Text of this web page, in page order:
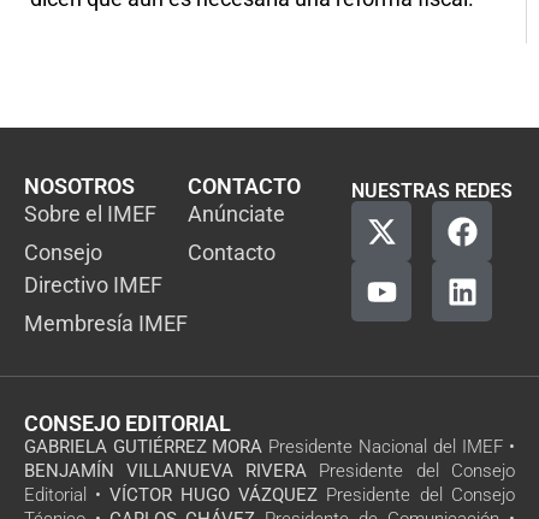
NOSOTROS
Sobre el IMEF
Consejo
Directivo IMEF
Membresía IMEF
CONTACTO
Anúnciate
Contacto
NUESTRAS REDES
CONSEJO EDITORIAL
GABRIELA GUTIÉRREZ MORA Presidente Nacional del IMEF •
BENJAMÍN VILLANUEVA RIVERA Presidente del Consejo
Editorial • VÍCTOR HUGO VÁZQUEZ Presidente del Consejo